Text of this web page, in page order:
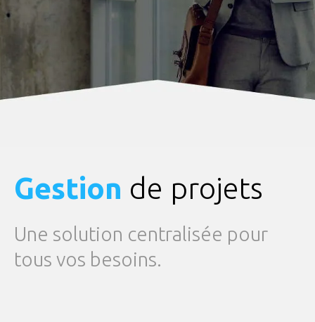
Gestion de projets
Une solution centralisée pour
tous vos besoins.